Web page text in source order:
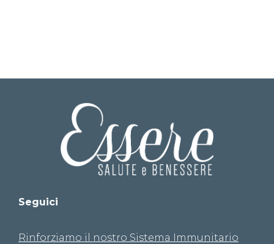
Seguici
Rinforziamo il nostro Sistema Immunitario